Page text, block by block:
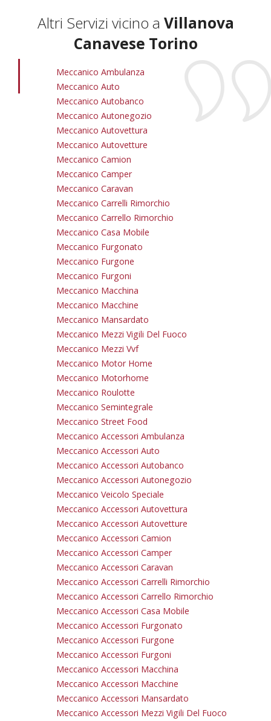
Altri Servizi vicino a Villanova
Canavese Torino
Meccanico Ambulanza
Meccanico Auto
Meccanico Autobanco
Meccanico Autonegozio
Meccanico Autovettura
Meccanico Autovetture
Meccanico Camion
Meccanico Camper
Meccanico Caravan
Meccanico Carrelli Rimorchio
Meccanico Carrello Rimorchio
Meccanico Casa Mobile
Meccanico Furgonato
Meccanico Furgone
Meccanico Furgoni
Meccanico Macchina
Meccanico Macchine
Meccanico Mansardato
Meccanico Mezzi Vigili Del Fuoco
Meccanico Mezzi Vvf
Meccanico Motor Home
Meccanico Motorhome
Meccanico Roulotte
Meccanico Semintegrale
Meccanico Street Food
Meccanico Accessori Ambulanza
Meccanico Accessori Auto
Meccanico Accessori Autobanco
Meccanico Accessori Autonegozio
Meccanico Veicolo Speciale
Meccanico Accessori Autovettura
Meccanico Accessori Autovetture
Meccanico Accessori Camion
Meccanico Accessori Camper
Meccanico Accessori Caravan
Meccanico Accessori Carrelli Rimorchio
Meccanico Accessori Carrello Rimorchio
Meccanico Accessori Casa Mobile
Meccanico Accessori Furgonato
Meccanico Accessori Furgone
Meccanico Accessori Furgoni
Meccanico Accessori Macchina
Meccanico Accessori Macchine
Meccanico Accessori Mansardato
Meccanico Accessori Mezzi Vigili Del Fuoco